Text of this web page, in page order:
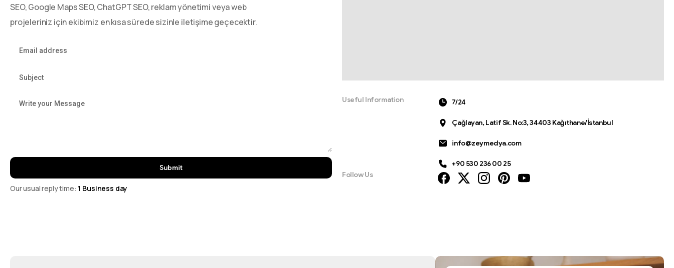
SEO, Google Maps SEO, ChatGPT SEO, reklam yönetimi veya web
projeleriniz için ekibimiz en kısa sürede sizinle iletişime geçecektir.
Our usual reply time: 1 Business day
Useful Information 7/24
Çağlayan, Latif Sk. No:3, 34403 Kağıthane/İstanbul
info@zeymedya.com
+90 530 236 00 25
Follow Us